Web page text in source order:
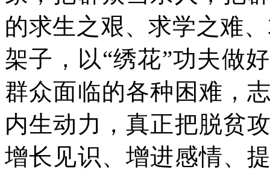
的求生之艰、求学之难
架子，以“绣花”功夫做
群众面临的各种困难，
内生动力，真正把脱贫
增长见识、增进感情、